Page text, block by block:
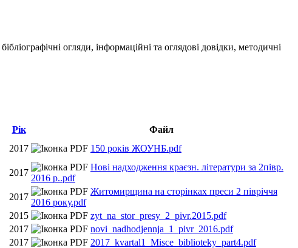
огляди, інформаційні та оглядові довідки, методичні
Рік
Файл
2017 150 років ЖОУНБ.pdf
2017
Нові надходження краєзн. літератури за 2півр.
2016 р..pdf
2017
Житомирщина на сторінках преси 2 півріччя
2016 року.pdf
2015
zyt_na_stor_presy_2_pivr.2015.pdf
2017
novi_nadhodjennja_1_pivr_2016.pdf
2017
2017_kvartal1_Misce_biblioteky_part4.pdf